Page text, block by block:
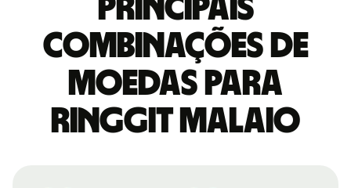
Principais
combinações de
moedas para
Ringgit malaio